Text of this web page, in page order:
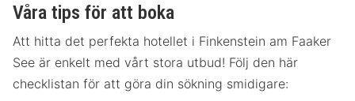
Våra tips för att boka
Att hitta det perfekta hotellet i Finkenstein am Faaker
See är enkelt med vårt stora utbud! Följ den här
checklistan för att göra din sökning smidigare: